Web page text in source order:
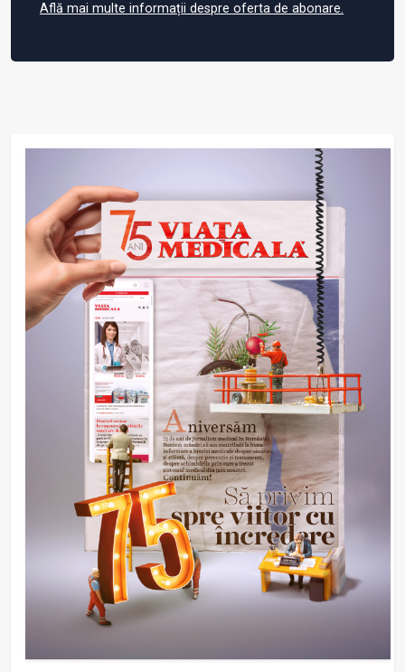
Află mai multe informații despre oferta de abonare.